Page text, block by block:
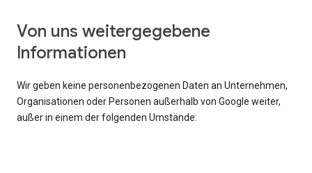
Von uns weitergegebene
Informationen
Wir geben keine personenbezogenen Daten an Unternehmen,
Organisationen oder Personen außerhalb von Google weiter,
außer in einem der folgenden Umstände: